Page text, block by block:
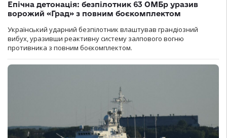
Епічна детонація: безпілотник 63 ОМБр уразив
ворожий «Град» з повним боєкомплектом
Український ударний безпілотник влаштував грандіозний
вибух, уразивши реактивну систему залпового вогню
противника з повним боєкомплектом.